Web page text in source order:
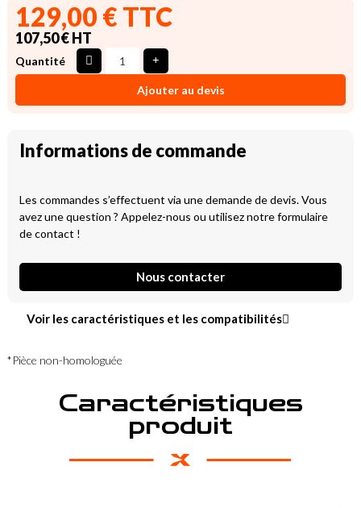
129,00 € TTC
107,50 € HT
Quantité
Ajouter au devis
Informations de commande
Les commandes s’effectuent via une demande de devis. Vous
avez une question ? Appelez-nous ou utilisez notre formulaire
de contact !
Nous contacter
Voir les caractéristiques et les compatibilités
*Pièce non-homologuée
Caractéristiques
produit